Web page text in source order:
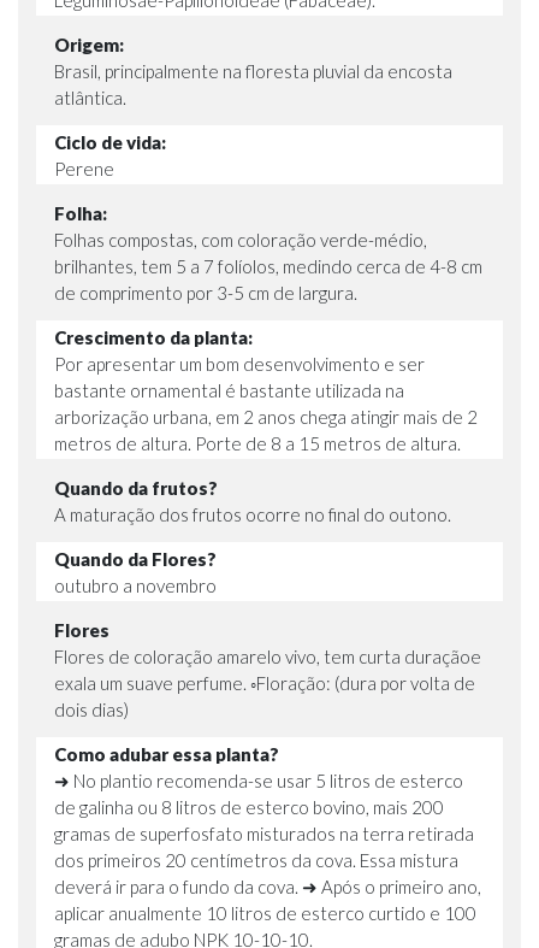
Origem:
Brasil, principalmente na floresta pluvial da encosta
atlântica.
Ciclo de vida:
Perene
Folha:
Folhas compostas, com coloração verde-médio,
brilhantes, tem 5 a 7 folíolos, medindo cerca de 4-8 cm
de comprimento por 3-5 cm de largura.
Crescimento da planta:
Por apresentar um bom desenvolvimento e ser
bastante ornamental é bastante utilizada na
arborização urbana, em 2 anos chega atingir mais de 2
metros de altura. Porte de 8 a 15 metros de altura.
Quando da frutos?
A maturação dos frutos ocorre no final do outono.
Quando da Flores?
outubro a novembro
Flores
Flores de coloração amarelo vivo, tem curta duraçãoe
exala um suave perfume. ◦Floração: (dura por volta de
dois dias)
Como adubar essa planta?
➜ No plantio recomenda-se usar 5 litros de esterco
de galinha ou 8 litros de esterco bovino, mais 200
gramas de superfosfato misturados na terra retirada
dos primeiros 20 centímetros da cova. Essa mistura
deverá ir para o fundo da cova. ➜ Após o primeiro ano,
aplicar anualmente 10 litros de esterco curtido e 100
gramas de adubo NPK 10-10-10.